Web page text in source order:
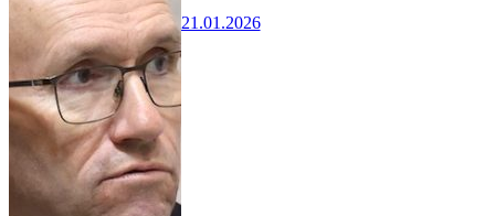
21.01.2026